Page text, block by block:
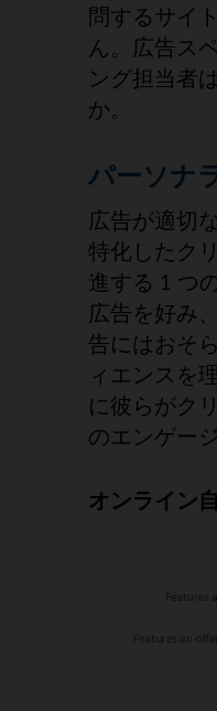
問するサイ
ん。広告ス
ング担当者
か。
パーソナ
広告が適切
特化したク
進する 1 つ
広告を好み
告にはおそ
ィエンスを
に彼らがク
のエンゲー
オンライン